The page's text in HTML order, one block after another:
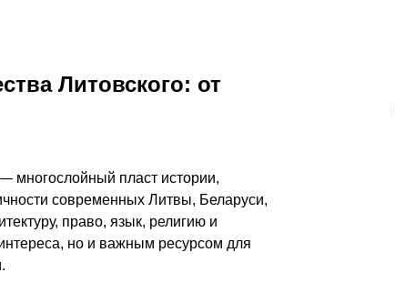
Литовского: от
многослойный пласт истории,
современных Литвы, Беларуси,
право, язык, религию и
но и важным ресурсом для